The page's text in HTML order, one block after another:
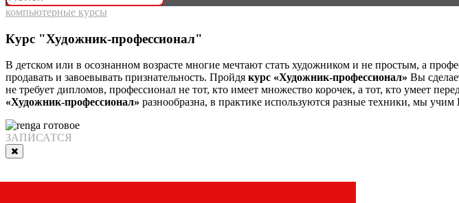
компьютерные курсы
Курс "Художник-профессионал"
В детском или в осознанном возрасте многие мечтают стать художником и не простым, а
продавать и завоевывать признательность. Пройдя курс «Художник-профессионал» Вы
не требует дипломов, профессионал не тот, кто имеет множество корочек, а тот, кто умеет
«Художник-профессионал» разнообразна, в практике используются разные техники, мы
ЗАПИСАТСЯ